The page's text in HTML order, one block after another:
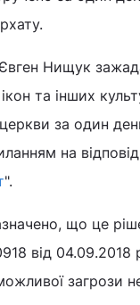
Нищук
ікон та інших
церкви за один
на
".
що це
від 04.09.2018
​​загрози